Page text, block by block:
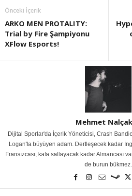
Önceki İçerik
ARKO MEN PROTALITY:
Trial by Fire Şampiyonu
XFlow Esports!
Mehmet
Dijital Sporlar'da İçerik Yöneticisi, Crash
Logan'la büyüyen adam. Dertleşecek kadar
Fransızcası, kafa sallayacak kadar Almancası
de burun bükmez.